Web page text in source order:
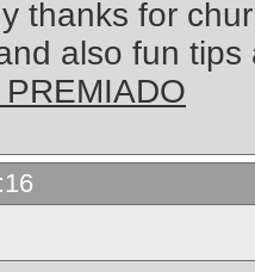
thanks for
also fun tips